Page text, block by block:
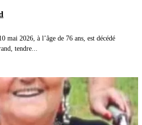
mai 2026, à l’âge de 76 ans, est décédé
tendre...